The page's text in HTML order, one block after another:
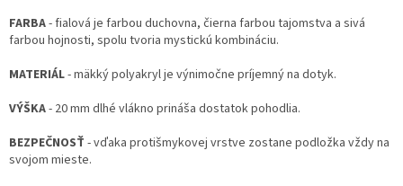
FARBA- fialová je farbou duchovna, čierna farbou tajomstva a sivá
farbou hojnosti, spolu tvoria mystickú kombináciu.
MATERIÁL- mäkký polyakryl je výnimočne príjemný na dotyk.
VÝŠKA- 20 mm dlhé vlákno prináša dostatok pohodlia.
BEZPEČNOSŤ - vďaka protišmykovej vrstve zostane podložka vždy na
svojom mieste.